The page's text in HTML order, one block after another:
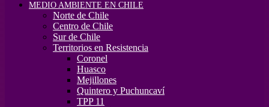
MEDIO AMBIENTE EN CHILE
Norte de Chile
Centro de Chile
Sur de Chile
Territorios en Resistencia
Coronel
Huasco
Mejillones
Quintero y Puchuncaví
TPP 11